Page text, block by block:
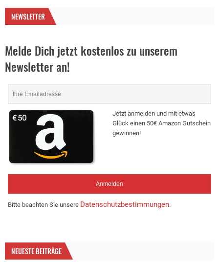
NEWSLETTER
Melde Dich jetzt kostenlos zu unserem
Newsletter an!
Jetzt anmelden und mit etwas
Glück einen 50€ Amazon Gutschein
gewinnen!
Bitte beachten Sie unsere Datenschutzbestimmungen.
NEUESTE BEITRÄGE